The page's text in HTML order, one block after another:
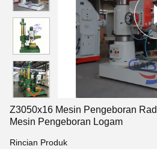
Z3050x16 Mesin Pengeboran
Mesin Pengeboran Logam
Rincian Produk